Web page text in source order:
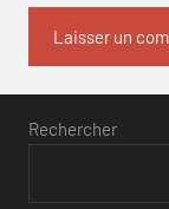
Rechercher